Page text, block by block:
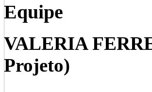
Equipe
VALERIA
Projeto)